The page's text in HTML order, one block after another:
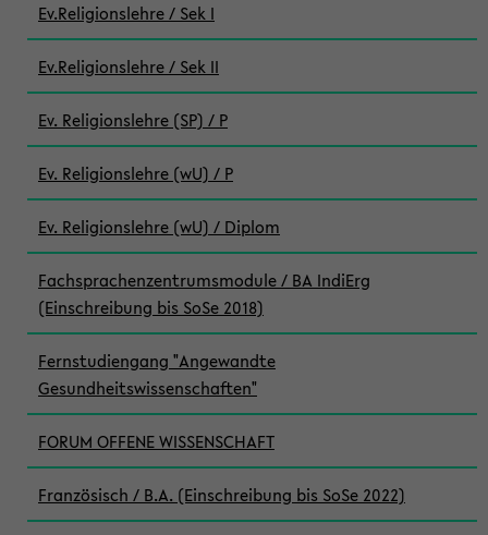
Ev.Religionslehre / Sek I
Ev.Religionslehre / Sek II
Ev. Religionslehre (SP) / P
Ev. Religionslehre (wU) / P
Ev. Religionslehre (wU) / Diplom
Fachsprachenzentrumsmodule / BA IndiErg
(Einschreibung bis SoSe 2018)
Fernstudiengang "Angewandte
Gesundheitswissenschaften"
FORUM OFFENE WISSENSCHAFT
Französisch / B.A. (Einschreibung bis SoSe 2022)